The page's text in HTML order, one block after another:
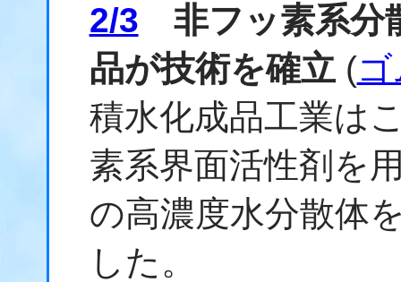
2/3 非フッ素系分
品が技術を確立(ゴ
積水化成品工業は
素系界面活性剤を
の高濃度水分散体
した。